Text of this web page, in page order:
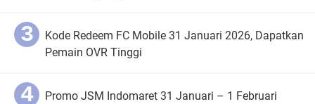
Kode Redeem FC Mobile 31 Januari 2026, Dapatkan
Pemain OVR Tinggi
Promo JSM Indomaret 31 Januari – 1 Februari